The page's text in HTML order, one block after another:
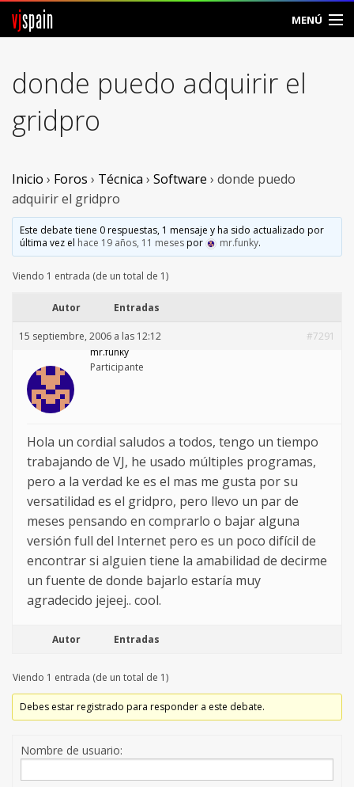
vjspain MENÚ
Foros
Noticias
Vjspain
Ayuda
Contacto
Entrar
donde puedo adquirir el
gridpro
Inicio › Foros › Técnica › Software › donde puedo
adquirir el gridpro
Este debate tiene 0 respuestas, 1 mensaje y ha sido actualizado por
última vez el hace 19 años, 11 mesespor mr.funky.
Viendo 1 entrada (de un total de 1)
Autor Entradas
15 septiembre, 2006 a las 12:12
#7291
mr.funky
Participante
Hola un cordial saludos a todos, tengo un tiempo
trabajando de VJ, he usado múltiples programas,
pero a la verdad ke es el mas me gusta por su
versatilidad es el gridpro, pero llevo un par de
meses pensando en comprarlo o bajar alguna
versión full del Internet pero es un poco difícil de
encontrar si alguien tiene la amabilidad de decirme
un fuente de donde bajarlo estaría muy
agradecido jejeej.. cool.
Autor Entradas
Viendo 1 entrada (de un total de 1)
Debes estar registrado para responder a este debate.
Nombre de usuario: